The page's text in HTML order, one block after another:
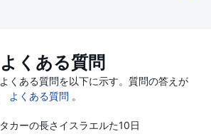
くある質問
くある質問を以下に示す。質問の答えが
よくある質問 。
カーの長さイスラエルた10日